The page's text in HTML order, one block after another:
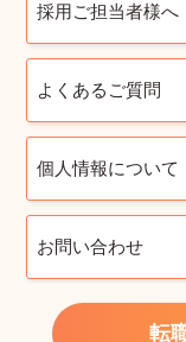
採用ご担当者様へ
よくあるご質問
個人情報について
お問い合わせ
転